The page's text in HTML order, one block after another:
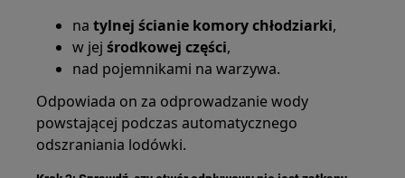
natylnej ścianie komory chłodziarki,
w jejśrodkowej części,
nad pojemnikami na warzywa.
Odpowiada on za odprowadzanie wody
powstającej podczas automatycznego
odszraniania lodówki.